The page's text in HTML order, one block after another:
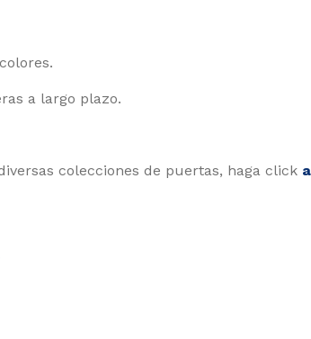
a largo plazo.
colecciones de puertas, haga click